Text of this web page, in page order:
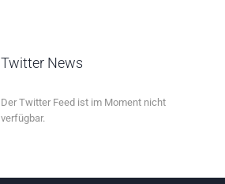
Twitter News
Der Twitter Feed ist im Moment nicht
verfügbar.